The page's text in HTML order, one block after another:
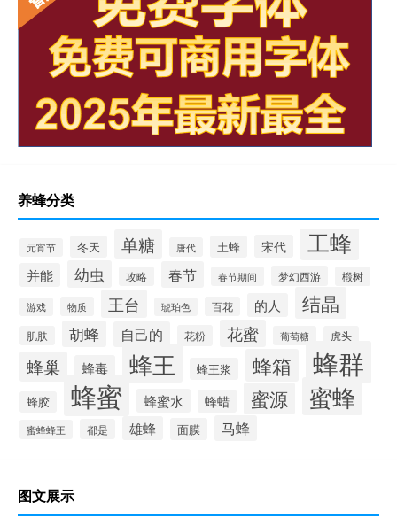
养蜂分类
元宵节 冬天 单糖 唐代 土蜂 宋代 工蜂
并能 幼虫 攻略 春节 春节期间 梦幻西游 椴树
游戏 物质 王台 琥珀色 百花 的人 结晶
肌肤 胡蜂 自己的 花粉 花蜜 葡萄糖 虎头
蜂巢 蜂毒 蜂王 蜂王浆 蜂箱 蜂群
蜂胶 蜂蜜 蜂蜜水 蜂蜡 蜜源 蜜蜂
蜜蜂蜂王 都是 雄蜂 面膜 马蜂
图文展示